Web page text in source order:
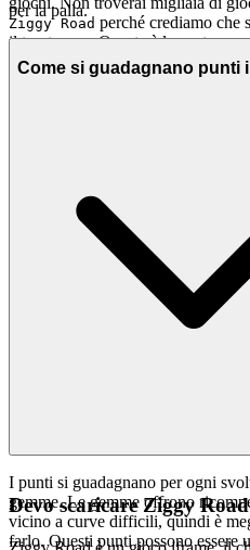
Ziggy Road perché crediamo che
il tuo tempo. Questa è la nostra
più della qualità che meriti.
per la palla.
Come si guadagnano punti
I punti si guadagnano per ogni
gemme. Le gemme offrono
vicino a curve difficili, quindi è
farlo. Questi punti possono essere
Devo scaricare Ziggy